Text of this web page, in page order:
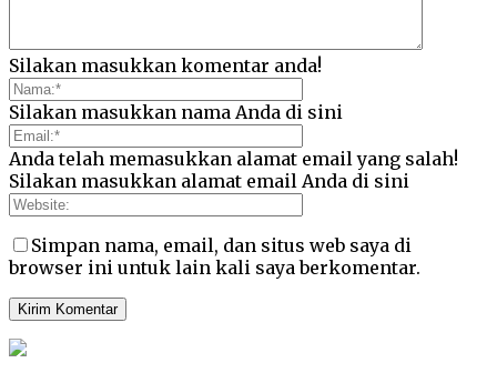
Silakan masukkan komentar anda!
Silakan masukkan nama Anda di sini
Anda telah memasukkan alamat email yang salah!
Silakan masukkan alamat email Anda di sini
Simpan nama, email, dan situs web saya di
browser ini untuk lain kali saya berkomentar.